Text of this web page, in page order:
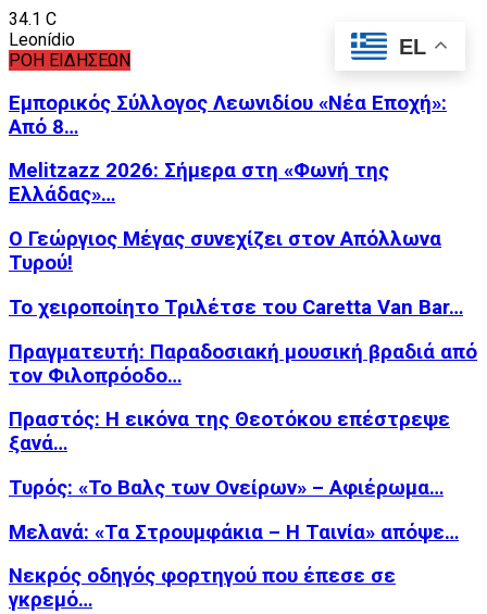
34.1 C
Leonídio
ΡΟΗ ΕΙΔΗΣΕΩΝ
Εμπορικός Σύλλογος Λεωνιδίου «Νέα Εποχή»:
Από 8…
Melitzazz 2026: Σήμερα στη «Φωνή της
Ελλάδας»…
Ο Γεώργιος Μέγας συνεχίζει στον Απόλλωνα
Τυρού!
Το χειροποίητο Τριλέτσε του Caretta Van Bar…
Πραγματευτή: Παραδοσιακή μουσική βραδιά από
τον Φιλοπρόοδο…
Πραστός: Η εικόνα της Θεοτόκου επέστρεψε
ξανά…
Τυρός: «Το Βαλς των Ονείρων» – Αφιέρωμα…
Μελανά: «Τα Στρουμφάκια – Η Ταινία» απόψε…
Νεκρός οδηγός φορτηγού που έπεσε σε
γκρεμό…
EL